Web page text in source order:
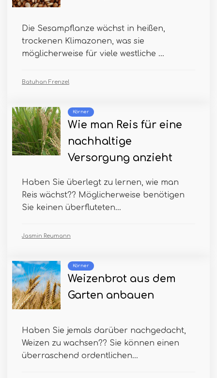
Die Sesampflanze wächst in heißen,
trockenen Klimazonen, was sie
möglicherweise für viele westliche ...
Batuhan Frenzel
Körner
Wie man Reis für eine
nachhaltige
Versorgung anzieht
Haben Sie überlegt zu lernen, wie man
Reis wächst?? Möglicherweise benötigen
Sie keinen überfluteten...
Jasmin Reumann
Körner
Weizenbrot aus dem
Garten anbauen
Haben Sie jemals darüber nachgedacht,
Weizen zu wachsen?? Sie können einen
überraschend ordentlichen...